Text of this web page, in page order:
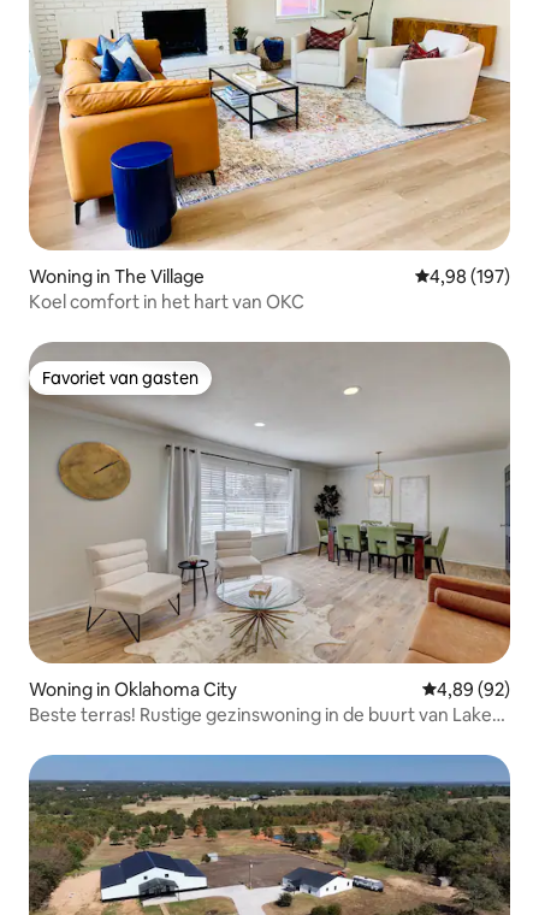
Woning in The Village Gemiddelde
4,98 (197)
Koel comfort in het hart van OKC
Favoriet van gasten
Favoriet van gasten
Woning in Oklahoma City Gemiddelde
4,89 (92)
Beste terras! Rustige gezinswoning in de buurt van Lake